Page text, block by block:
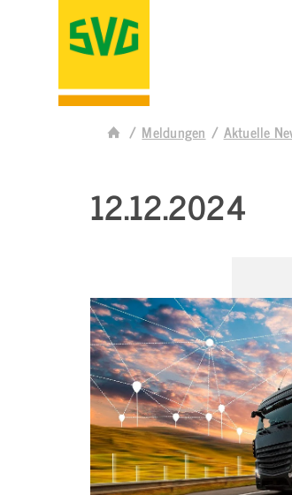
Meldungen Aktuelle
12.12.2024